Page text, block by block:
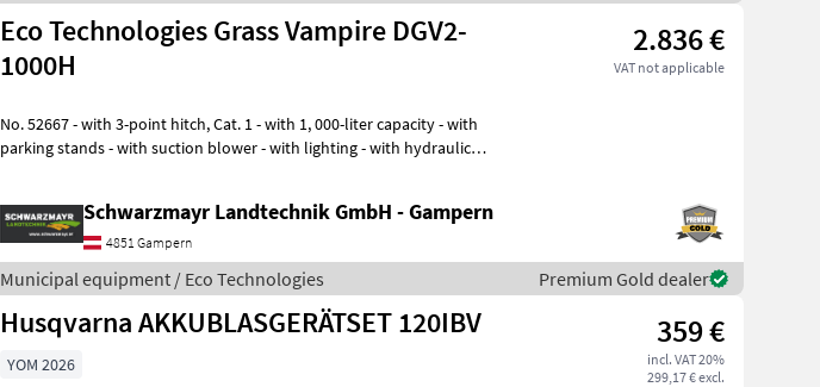
Eco Technologies Grass Vampire DGV2-
1000H
2.836 €
VAT not applicable
No. 52667 - with 3-point hitch, Cat. 1 - with 1, 000-liter capacity - with
parking stands - with suction blower - with lighting - with hydraulic
Schwarzmayr Landtechnik GmbH - Gampern
4851 Gampern
Municipal equipment / Eco Technologies Premium Gold dealer
Husqvarna AKKUBLASGERÄTSET 120IBV 359 €
incl. VAT 20%
299,17 € excl.
YOM 2026